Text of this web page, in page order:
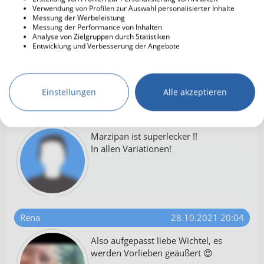
Rena
28.10.2021 19:56
Dafür kann man viel Maripan
kaufen.
(Nutzer gelöscht)
28.10.2021 20:01
Marzipan ist superlecker !!
In allen Variationen!
Rena
28.10.2021 20:04
Also aufgepasst liebe Wichtel, es
werden Vorlieben geäußert 😍
Verwendung von Profilen zur Auswahl personalisierter Inhalte
Messung der Werbeleistung
Messung der Performance von Inhalten
Analyse von Zielgruppen durch Statistiken
Entwicklung und Verbesserung der Angebote
Einstellungen Alle akzeptieren